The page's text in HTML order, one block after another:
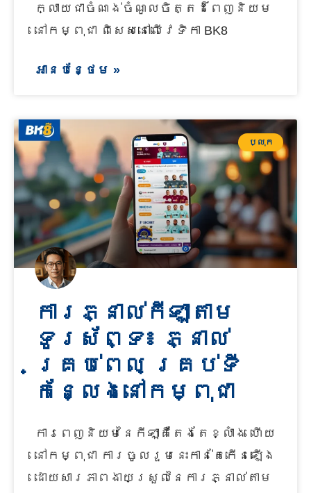
ក្លាយជាចំណង់ចំណូលចិត្តដ៏ពេញនិយម
នៅកម្ពុជា ពិសេសនៅលើវេទិកា BK8
អានបន្ថែម »
ប្លុក
ការភ្នាល់កីឡាតាម
ទូរស័ព្ទ៖ ភ្នាល់
គ្រប់ពេល គ្រប់ទី
កន្លែងនៅកម្ពុជា
ការពេញនិយមនៃកីឡាគឺតែងតែខ្លាំង ហើយ
នៅកម្ពុជា ការចូលរួមនេះកាន់តែកើនឡើង
ដោយសារភាពងាយស្រួលនៃការភ្នាល់តាម